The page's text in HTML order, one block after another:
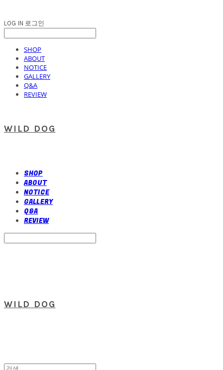
LOG IN 로그인
SHOP
ABOUT
NOTICE
GALLERY
Q&A
REVIEW
WILD DOG
SHOP
ABOUT
NOTICE
GALLERY
Q&A
REVIEW
WILD DOG